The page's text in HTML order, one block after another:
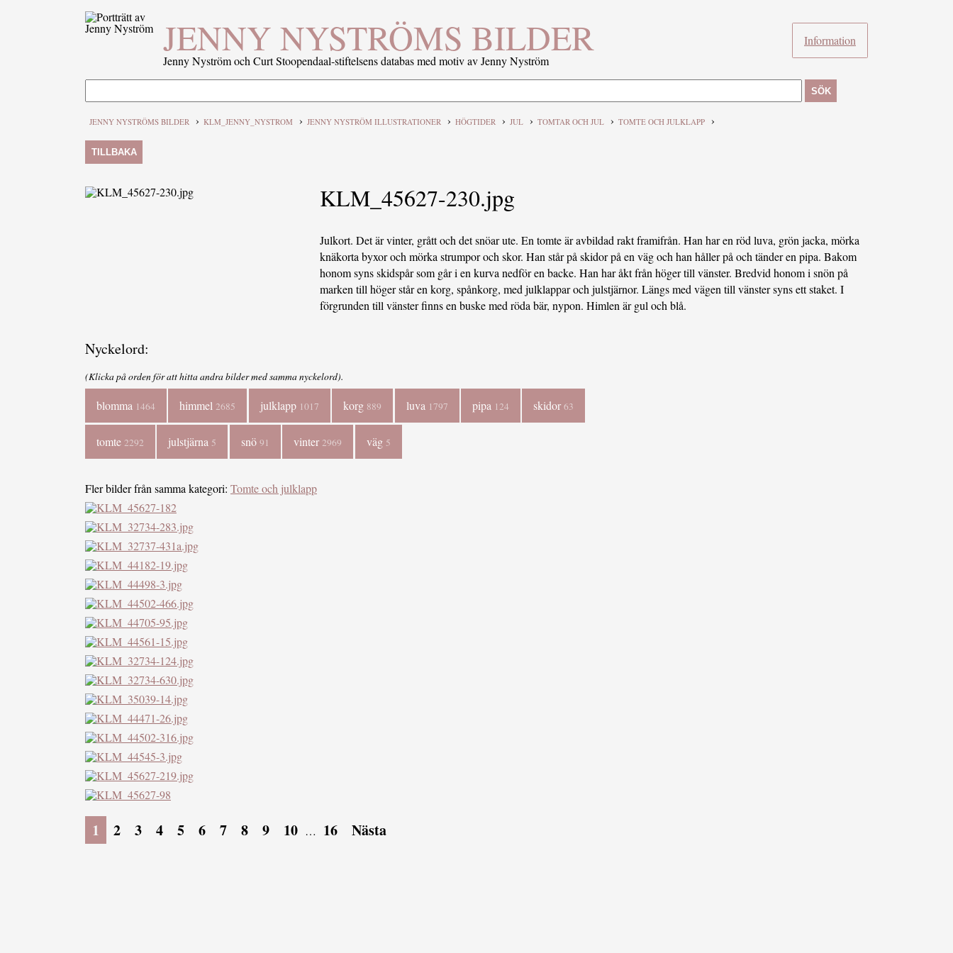
JENNY NYSTRÖMS BILDER
Jenny Nyström och Curt Stoopendaal-stiftelsens databas med motiv av Jenny Nyström
Information
SÖK
JENNY NYSTRÖMS BILDER › KLM_JENNY_NYSTROM › JENNY NYSTRÖM ILLUSTRATIONER › HÖGTIDER › JUL › TOMTAR OCH JUL › TOMTE OCH JULKLAPP ›
TILLBAKA
KLM_45627-230.jpg
Julkort. Det är vinter, grått och det snöar ute. En tomte är avbildad rakt framifrån. Han har en röd luva, grön jacka, mörka
knäkorta byxor och mörka strumpor och skor. Han står på skidor på en väg och han håller på och tänder en pipa. Bakom
honom syns skidspår som går i en kurva nedför en backe. Han har åkt från höger till vänster. Bredvid honom i snön på
marken till höger står en korg, spånkorg, med julklappar och julstjärnor. Längs med vägen till vänster syns ett staket. I
förgrunden till vänster finns en buske med röda bär, nypon. Himlen är gul och blå.
Nyckelord:
(Klicka på orden för att hitta andra bilder med samma nyckelord).
blomma 1464 himmel 2685 julklapp 1017 korg 889 luva 1797 pipa 124 skidor63
tomte 2292 julstjärna 5 snö 91 vinter 2969 väg 5
Fler bilder från samma kategori: Tomte och julklapp
1 2 3 4 5 6 7 8 9 10 … 16 Nästa